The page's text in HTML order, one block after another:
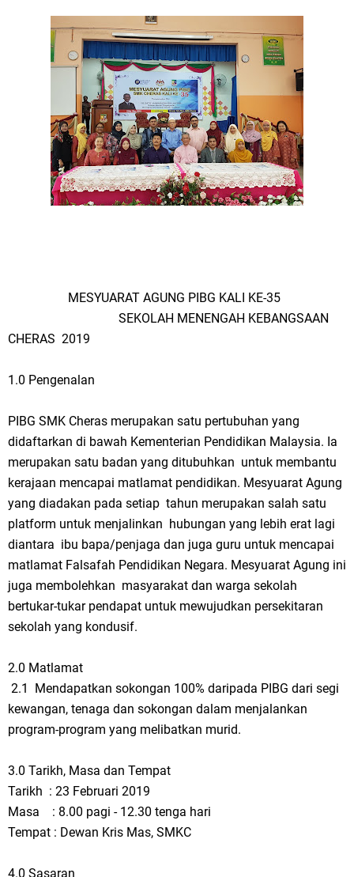
MESYUARAT AGUNG PIBG KALI KE-35
SEKOLAH MENENGAH KEBANGSAAN
CHERAS 2019
1.0 Pengenalan
PIBG SMK Cheras merupakan satu pertubuhan yang
didaftarkan di bawah Kementerian Pendidikan Malaysia. Ia
merupakan satu badan yang ditubuhkan untuk membantu
kerajaan mencapai matlamat pendidikan. Mesyuarat Agung
yang diadakan pada setiap tahun merupakan salah satu
platform untuk menjalinkan hubungan yang lebih erat lagi
diantara ibu bapa/penjaga dan juga guru untuk mencapai
matlamat Falsafah Pendidikan Negara. Mesyuarat Agung ini
juga membolehkan masyarakat dan warga sekolah
bertukar-tukar pendapat untuk mewujudkan persekitaran
sekolah yang kondusif.
2.0 Matlamat
2.1 Mendapatkan sokongan 100% daripada PIBG dari segi
kewangan, tenaga dan sokongan dalam menjalankan
program-program yang melibatkan murid.
3.0 Tarikh, Masa dan Tempat
Tarikh : 23 Februari 2019
Masa : 8.00 pagi - 12.30 tenga hari
Tempat : Dewan Kris Mas, SMKC
4.0 Sasaran